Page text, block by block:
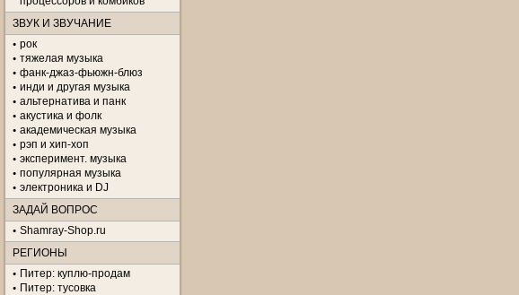
ЗВУК И ЗВУЧАНИЕ
рок
тяжелая музыка
фанк-джаз-фьюжн-блюз
инди и другая музыка
альтернатива и панк
акустика и фолк
академическая музыка
рэп и хип-хоп
эксперимент. музыка
популярная музыка
электроника и DJ
ЗАДАЙ ВОПРОС
Shamray-Shop.ru
РЕГИОНЫ
Питер: куплю-продам
Питер: тусовка